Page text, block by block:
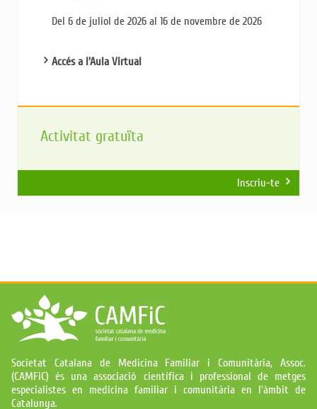
Del 6 de juliol de 2026 al 16 de novembre de 2026
Accés a l'Aula Virtual
Activitat gratuïta
Inscriu-te
Societat Catalana de Medicina Familiar i Comunitària, Assoc.
(CAMFiC) és una associació científica i professional de metges
especialistes en medicina familiar i comunitària en l'àmbit de
Catalunya.